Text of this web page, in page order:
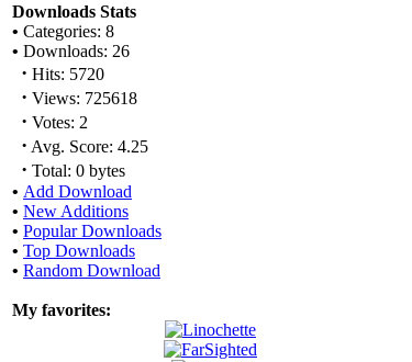
Downloads Stats
• Categories: 8
• Downloads: 26
· Hits: 5720
· Views: 725618
· Votes: 2
· Avg. Score: 4.25
· Total: 0 bytes
• Add Download
• New Additions
• Popular Downloads
• Top Downloads
• Random Download
My favorites: